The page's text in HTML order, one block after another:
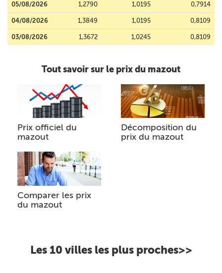
05/08/2026 1,2790 1,0195 0,7914
04/08/2026 1,3849 1,0195 0,8109
03/08/2026 1,3672 1,0245 0,8109
Tout savoir sur le prix du mazout
Prix officiel du
mazout
Décomposition du
prix du mazout
Comparer les prix
du mazout
Les 10 villes les plus proches>>